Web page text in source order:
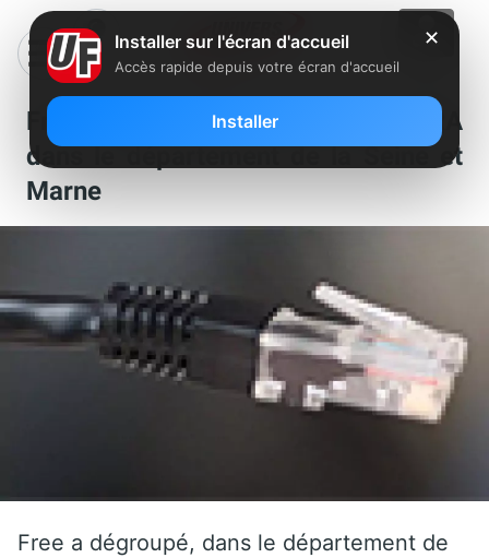
Free a degroupé deux nouveaux NRA
dans le département de la Seine et
Marne
Free a dégroupé, dans le département de
✕
Installer sur l'écran d'accueil
Accès rapide depuis votre écran d'accueil
Installer